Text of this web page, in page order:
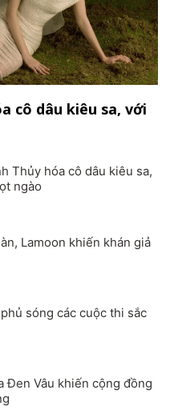
cô dâu kiêu sa, với
Thủy hóa cô dâu kiêu sa,
ngào
Lamoon khiến khán giả
sóng các cuộc thi sắc
Đen Vâu khiến cộng đồng